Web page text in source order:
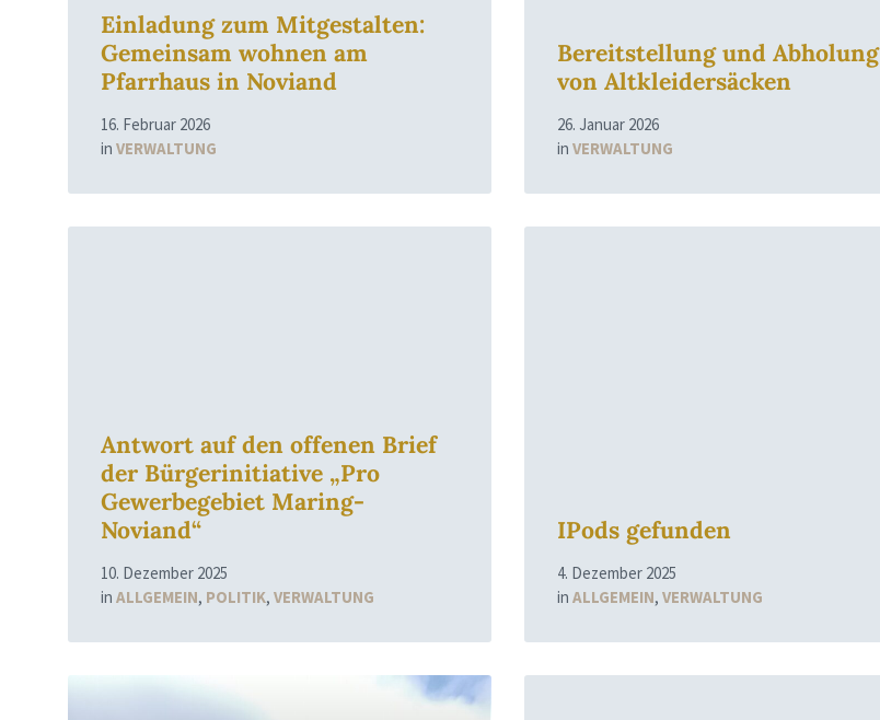
Einladung zum Mitgestalten:
Gemeinsam wohnen am
Pfarrhaus in Noviand
16. Februar 2026
in VERWALTUNG
Bereitstellung und Abholung
von Altkleidersäcken
26. Januar 2026
in VERWALTUNG
Antwort auf den offenen Brief
der Bürgerinitiative „Pro
Gewerbegebiet Maring-
Noviand“
10. Dezember 2025
in ALLGEMEIN, POLITIK, VERWALTUNG
Read
IPods gefunden
4. Dezember 2025
in ALLGEMEIN, VERWALTUNG
Read
Read
Read